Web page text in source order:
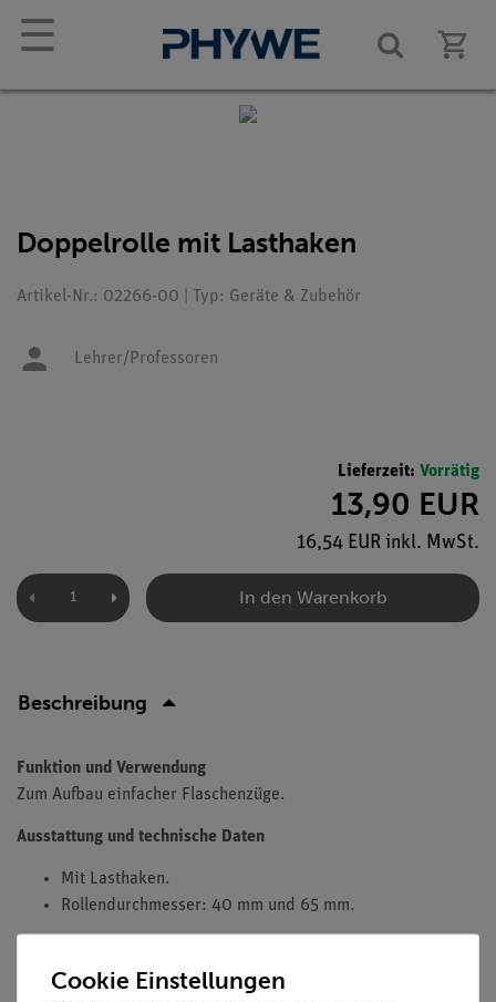
☰
Doppelrolle mit Lasthaken
Artikel-Nr.: 02266-00 | Typ: Geräte & Zubehör
Lehrer/Professoren
Lieferzeit: Vorrätig
13,90 EUR
16,54 EUR inkl. MwSt.
In den Warenkorb
Beschreibung
Funktion und Verwendung
Zum Aufbau einfacher Flaschenzüge.
Ausstattung und technische Daten
Mit Lasthaken.
Rollendurchmesser: 40 mm und 65 mm.
Cookie Einstellungen